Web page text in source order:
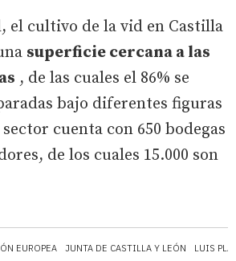
EUROPEA JUNTA DE CASTILLA Y LEÓN LUIS
el cultivo de la vid en Castilla
superficie cercana a las
, de las cuales el 86% se
bajo diferentes figuras
cuenta con 650 bodegas
de los cuales 15.000 son